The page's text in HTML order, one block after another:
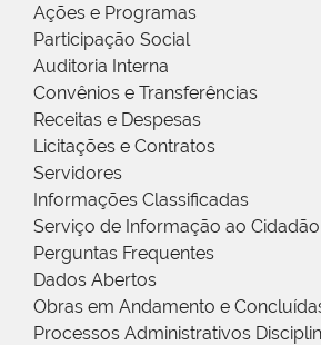
Ações e Programas
Participação Social
Auditoria Interna
Convênios e Transferências
Receitas e Despesas
Licitações e Contratos
Servidores
Informações Classificadas
Serviço de Informação ao Cidadão
Perguntas Frequentes
Dados Abertos
Obras em Andamento e
Processos Administrativos